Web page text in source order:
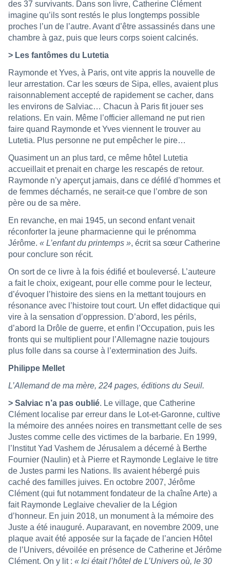
des 37 survivants. Dans son livre, Catherine Clément
imagine qu’ils sont restés le plus longtemps possible
proches l’un de l’autre. Avant d’être assassinés dans une
chambre à gaz, puis que leurs corps soient calcinés.
> Les fantômes du Lutetia
Raymonde et Yves, à Paris, ont vite appris la nouvelle de
leur arrestation. Car les sœurs de Sipa, elles, avaient plus
raisonnablement accepté de rapidement se cacher, dans
les environs de Salviac… Chacun à Paris fit jouer ses
relations. En vain. Même l’officier allemand ne put rien
faire quand Raymonde et Yves viennent le trouver au
Lutetia. Plus personne ne put empêcher le pire…
Quasiment un an plus tard, ce même hôtel Lutetia
accueillait et prenait en charge les rescapés de retour.
Raymonde n’y aperçut jamais, dans ce défilé d’hommes et
de femmes décharnés, ne serait-ce que l’ombre de son
père ou de sa mère.
En revanche, en mai 1945, un second enfant venait
réconforter la jeune pharmacienne qui le prénomma
Jérôme. « L’enfant du printemps », écrit sa sœur Catherine
pour conclure son récit.
On sort de ce livre à la fois édifié et bouleversé. L’auteure
a fait le choix, exigeant, pour elle comme pour le lecteur,
d’évoquer l’histoire des siens en la mettant toujours en
résonance avec l’histoire tout court. Un effet didactique qui
vire à la sensation d’oppression. D’abord, les périls,
d’abord la Drôle de guerre, et enfin l’Occupation, puis les
fronts qui se multiplient pour l’Allemagne nazie toujours
plus folle dans sa course à l’extermination des Juifs.
Philippe Mellet
L’Allemand de ma mère, 224 pages, éditions du Seuil.
> Salviac n’a pas oublié. Le village, que Catherine
Clément localise par erreur dans le Lot-et-Garonne, cultive
la mémoire des années noires en transmettant celle de ses
Justes comme celle des victimes de la barbarie. En 1999,
l’Institut Yad Vashem de Jérusalem a décerné à Berthe
Fournier (Naulin) et à Pierre et Raymonde Leglaive le titre
de Justes parmi les Nations. Ils avaient hébergé puis
caché des familles juives. En octobre 2007, Jérôme
Clément (qui fut notamment fondateur de la chaîne Arte) a
fait Raymonde Leglaive chevalier de la Légion
d’honneur. En juin 2018, un monument à la mémoire des
Juste a été inauguré. Auparavant, en novembre 2009, une
plaque avait été apposée sur la façade de l’ancien Hôtel
de l’Univers, dévoilée en présence de Catherine et Jérôme
Clément. On y lit : « Ici était l’hôtel de L’Univers où, le 30